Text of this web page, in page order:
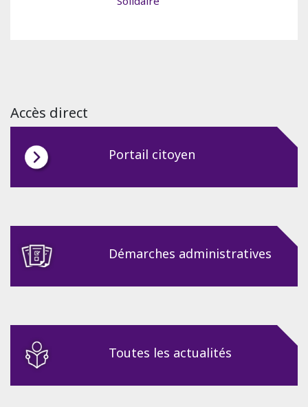
Accès direct
Portail citoyen
Démarches administratives
Toutes les actualités